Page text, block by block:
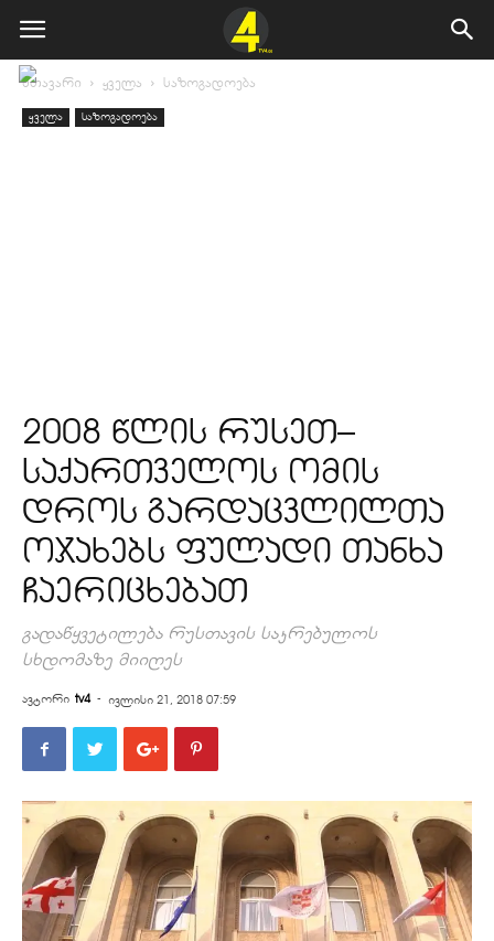
მთავარი ყველა საზოგადოება
ყველა საზოგადოება
2008 წლის რუსეთ–
საქართველოს ომის
დროს გარდაცვლილთა
ოჯახებს ფულადი თანხა
ჩაერიცხებათ
გადაწყვეტილება რუსთავის საკრებულოს
სხდომაზე მიიღეს
ავტორი tv4 - ივლისი 21, 2018 07:59